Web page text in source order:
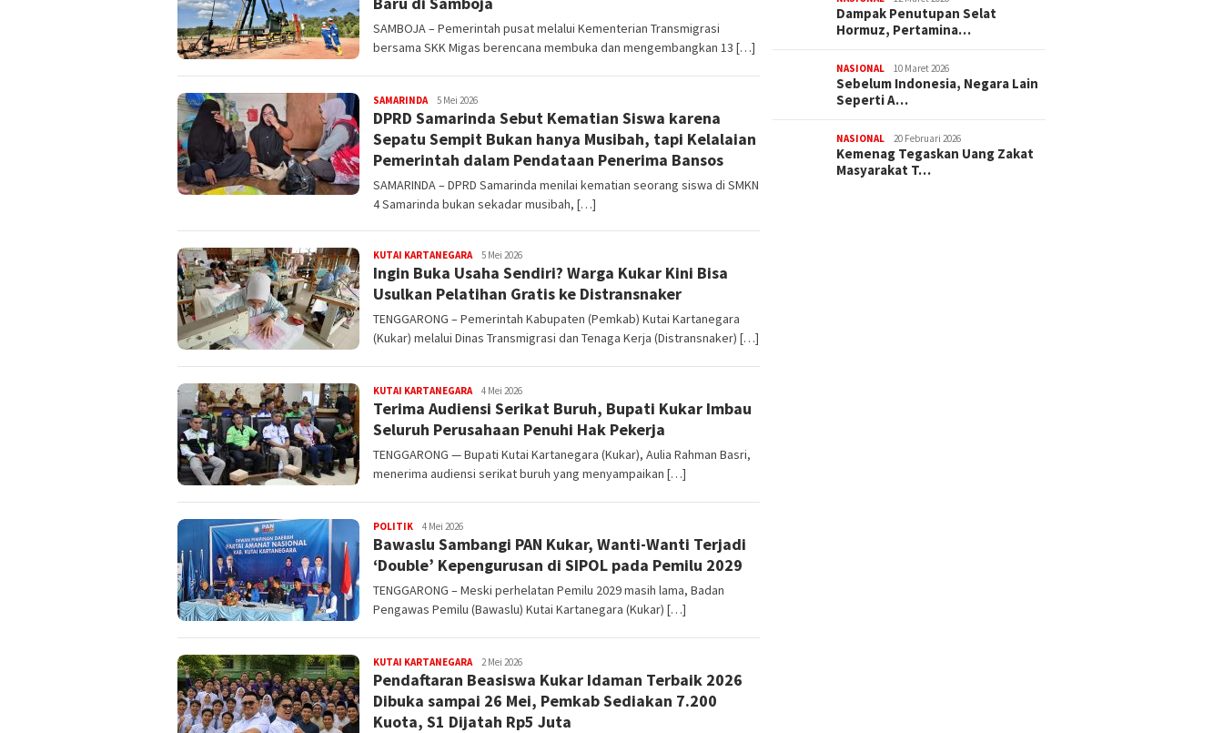
SAMBOJA – Pemerintah pusat melalui Kementerian Transmigrasi
bersama SKK Migas berencana membuka dan mengembangkan 13 […]
SAMARINDAeditoredaksi
5 Mei 2026
DPRD Samarinda Sebut Kematian Siswa karena
Sepatu Sempit Bukan hanya Musibah, tapi Kelalaian
Pemerintah dalam Pendataan Penerima Bansos
SAMARINDA – DPRD Samarinda menilai kematian seorang siswa di SMKN
4 Samarinda bukan sekadar musibah, […]
KUTAI KARTANEGARAeditoredaksi
5 Mei 2026
Ingin Buka Usaha Sendiri? Warga Kukar Kini Bisa
Usulkan Pelatihan Gratis ke Distransnaker
TENGGARONG – Pemerintah Kabupaten (Pemkab) Kutai Kartanegara
(Kukar) melalui Dinas Transmigrasi dan Tenaga Kerja (Distransnaker) […]
KUTAI KARTANEGARAeditoredaksi
4 Mei 2026
Terima Audiensi Serikat Buruh, Bupati Kukar Imbau
Seluruh Perusahaan Penuhi Hak Pekerja
TENGGARONG — Bupati Kutai Kartanegara (Kukar), Aulia Rahman Basri,
menerima audiensi serikat buruh yang menyampaikan […]
POLITIKeditoredaksi
4 Mei 2026
Bawaslu Sambangi PAN Kukar, Wanti-Wanti Terjadi
‘Double’ Kepengurusan di SIPOL pada Pemilu 2029
TENGGARONG – Meski perhelatan Pemilu 2029 masih lama, Badan
Pengawas Pemilu (Bawaslu) Kutai Kartanegara (Kukar) […]
KUTAI KARTANEGARAeditoredaksi
2 Mei 2026
Pendaftaran Beasiswa Kukar Idaman Terbaik 2026
Dibuka sampai 26 Mei, Pemkab Sediakan 7.200
Kuota, S1 Dijatah Rp5 Juta
Dampak Penutupan Selat
Hormuz, Pertamina…
NASIONAL 10 Maret 2026
Sebelum Indonesia, Negara Lain
Seperti A…
NASIONAL 20 Februari 2026
Kemenag Tegaskan Uang Zakat
Masyarakat T…